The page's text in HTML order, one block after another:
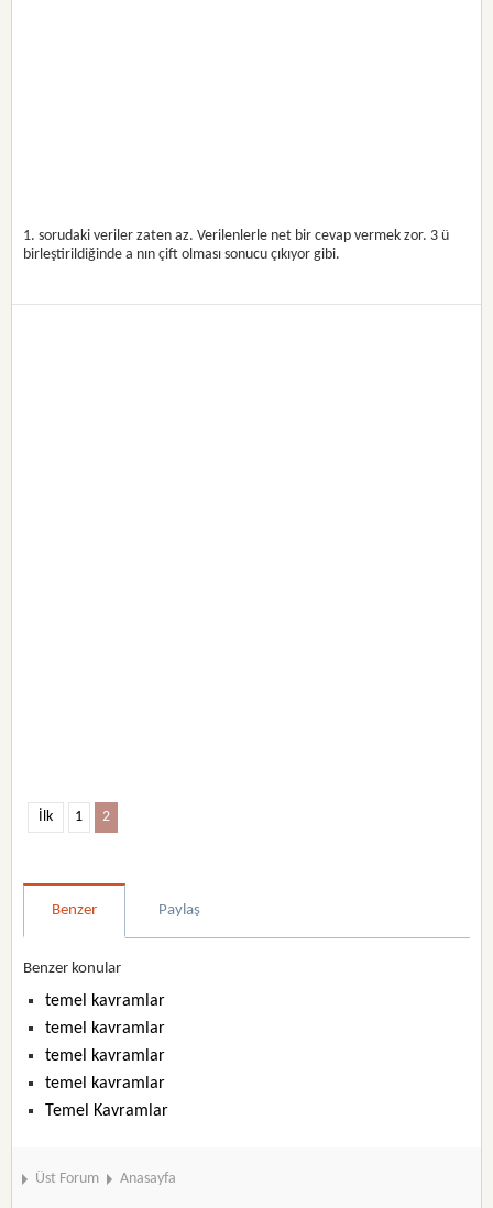
1. sorudaki veriler zaten az. Verilenlerle net bir cevap vermek zor. 3 ü
birleştirildiğinde a nın çift olması sonucu çıkıyor gibi.
İlk 1 2
Benzer Paylaş
Benzer konular
temel kavramlar
temel kavramlar
temel kavramlar
temel kavramlar
Temel Kavramlar
Üst Forum Anasayfa